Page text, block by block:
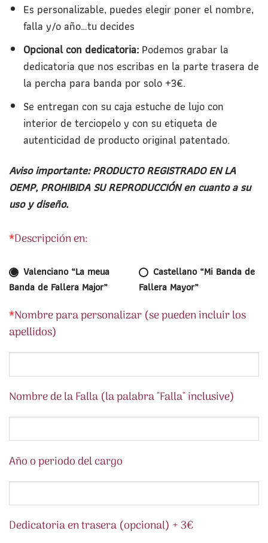
Es personalizable, puedes elegir poner el nombre,
falla y/o año…tu decides
Opcional con dedicatoria:Podemos grabar la
dedicatoria que nos escribas en la parte trasera de
la percha para banda por solo +3€.
Se entregan con su caja estuche de lujo con
interior de terciopelo y con su etiqueta de
autenticidad de producto original patentado.
Aviso importante: PRODUCTO REGISTRADO EN LA
OEMP, PROHIBIDA SU REPRODUCCIÓN en cuanto a su
uso y diseño.
*Descripción en:
Valenciano “La meua
Banda de Fallera Major”
Castellano “Mi Banda de
Fallera Mayor”
*Nombre para personalizar (se pueden incluir los
apellidos)
Nombre de la Falla (la palabra "Falla" inclusive)
Año o periodo del cargo
Dedicatoria en trasera (opcional) + 3€